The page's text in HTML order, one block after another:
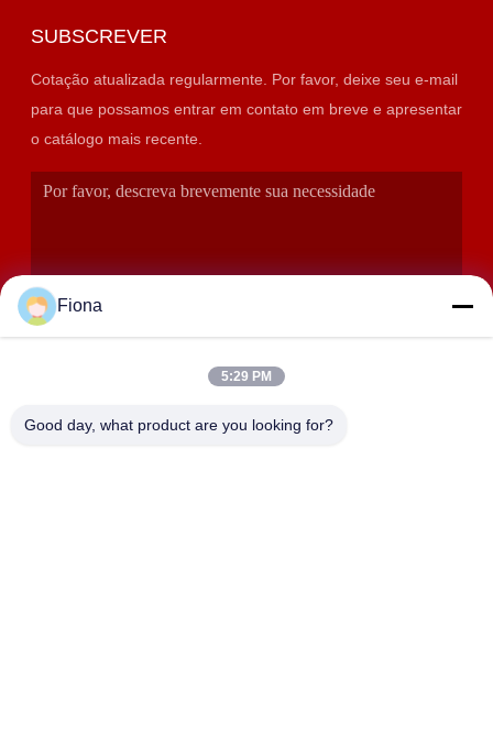
SUBSCREVER
Cotação atualizada regularmente. Por favor, deixe seu e-mail
para que possamos entrar em contato em breve e apresentar
o catálogo mais recente.
Fiona
5:29 PM
Good day, what product are you looking for?